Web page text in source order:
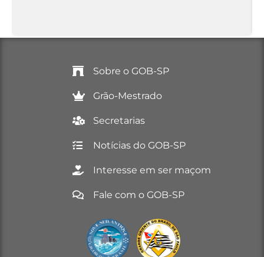
Sobre o GOB-SP
Grão-Mestrado
Secretarias
Notícias do GOB-SP
Interesse em ser maçom
Fale com o GOB-SP